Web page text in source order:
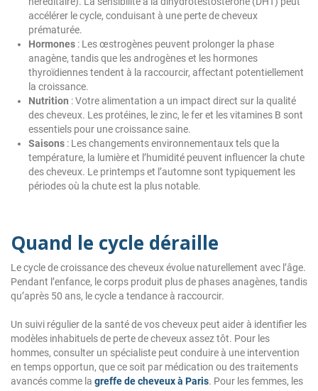
accélérer le cycle, conduisant à une perte de cheveux
prématurée.
Hormones : Les œstrogènes peuvent prolonger la phase
anagène, tandis que les androgènes et les hormones
thyroïdiennes tendent à la raccourcir, affectant potentiellement
la croissance.
Nutrition : Votre alimentation a un impact direct sur la qualité
des cheveux. Les protéines, le zinc, le fer et les vitamines B sont
essentiels pour une croissance saine.
Saisons : Les changements environnementaux tels que la
température, la lumière et l’humidité peuvent influencer la chute
des cheveux. Le printemps et l’automne sont typiquement les
périodes où la chute est la plus notable.
Quand le cycle déraille
Le cycle de croissance des cheveux évolue naturellement avec l’âge.
Pendant l’enfance, le corps produit plus de phases anagènes, tandis
qu’après 50 ans, le cycle a tendance à raccourcir.
Un suivi régulier de la santé de vos cheveux peut aider à identifier les
modèles inhabituels de perte de cheveux assez tôt. Pour les
hommes, consulter un spécialiste peut conduire à une intervention
en temps opportun, que ce soit par médication ou des traitements
avancés comme la greffe de cheveux à Paris. Pour les femmes, les